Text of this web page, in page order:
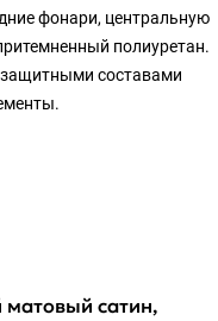
фонари, центральную
полиуретан.
составами
сатин,